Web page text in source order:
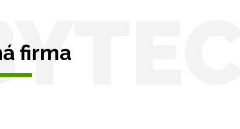
firma